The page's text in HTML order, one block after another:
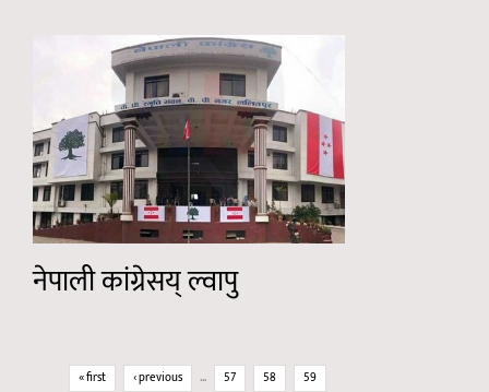
नेपाली कांग्रेसय् ल्वापु
Pages
« first ‹ previous … 57 58
59